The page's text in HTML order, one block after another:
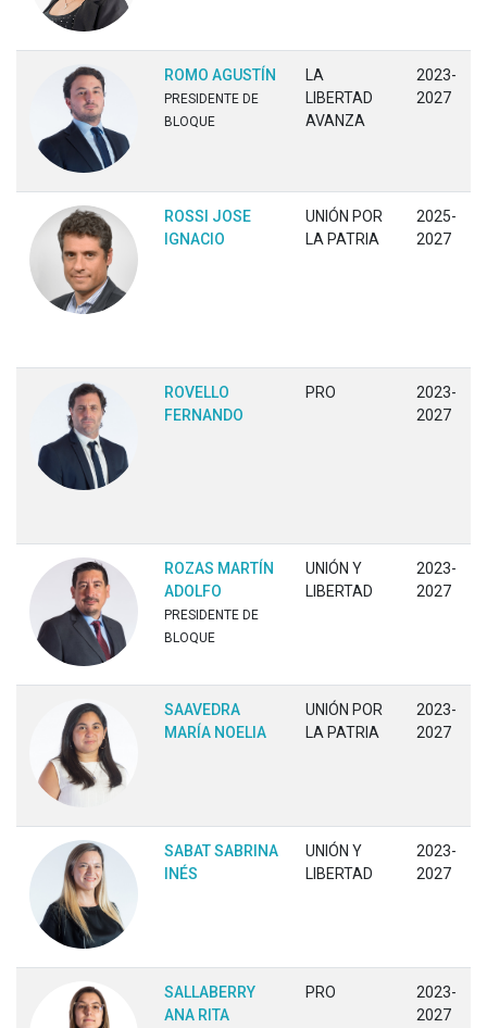
ROMO AGUSTÍN
PRESIDENTE DE
BLOQUE
LA
LIBERTAD
AVANZA
2023-
2027
ROSSI JOSE
IGNACIO
UNIÓN POR
LA PATRIA
2025-
2027
ROVELLO
FERNANDO
PRO
2023-
2027
ROZAS MARTÍN
ADOLFO
PRESIDENTE DE
BLOQUE
UNIÓN Y
LIBERTAD
2023-
2027
SAAVEDRA
MARÍA NOELIA
UNIÓN POR
LA PATRIA
2023-
2027
SABAT SABRINA
INÉS
UNIÓN Y
LIBERTAD
2023-
2027
SALLABERRY
ANA RITA
PRO
2023-
2027